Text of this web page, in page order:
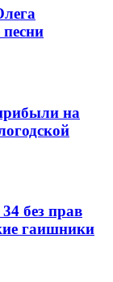
на
без прав
гаишники